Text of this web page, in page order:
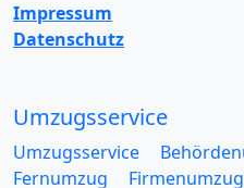
Impressum
Datenschutz
Umzugsservice
Umzugsservice
Fernumzug
Firmenumzug